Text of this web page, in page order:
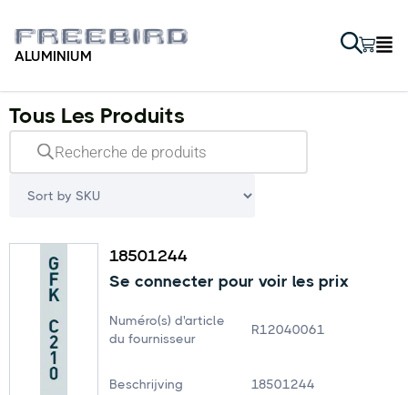
ALUMINIUM
Tous Les Produits
18501244
Se connecter pour voir les prix
Numéro(s) d'article
du fournisseur
R12040061
Beschrijving 18501244